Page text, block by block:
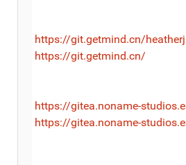
https://git.getmind.cn/
https://git.getmind.cn/
https://gitea.noname-
https://gitea.noname-